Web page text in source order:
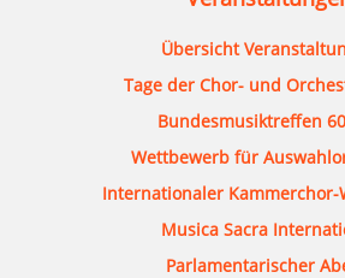
Übersicht
Tage der Chor- und
Bundesmusiktreffen
Wettbewerb für
Internationaler Kammerchor-
Musica Sacra
Parlamentarischer